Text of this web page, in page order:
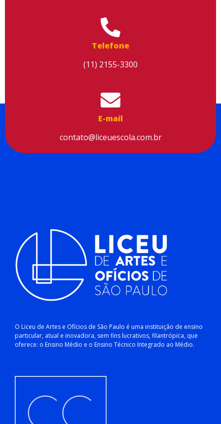
Telefone
(11) 2155-3300
E-mail
contato@liceuescola.com.br
O Liceu de Artes e Ofícios de São Paulo é uma instituição de ensino
particular, atual e inovadora, sem fins lucrativos, filantrópica, que
oferece: o Ensino Médio e o Ensino Técnico Integrado ao Médio.
Utilizamos cookies para facilitar o uso do site, personalizar o
conteúdo, melhorar o seu desempenho e proporcionar mais
segurança à sua navegação. Para saber mais, consulte nossa
Política de Privacidade